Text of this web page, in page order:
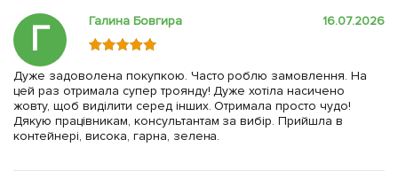
Г Галина Бовгира 16.07.2026
Дуже задоволена покупкою. Часто роблю замовлення. На
цей раз отримала супер троянду! Дуже хотіла насичено
жовту, щоб виділити серед інших. Отримала просто чудо!
Дякую працівникам, консультантам за вибір. Прийшла в
контейнері, висока, гарна, зелена.